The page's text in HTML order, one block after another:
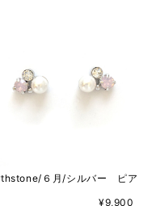
６月/シルバー ピア
¥9,900